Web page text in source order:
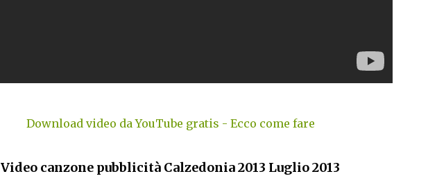
Download video da YouTube gratis - Ecco come fare
Video canzone pubblicità Calzedonia 2013 Luglio 2013